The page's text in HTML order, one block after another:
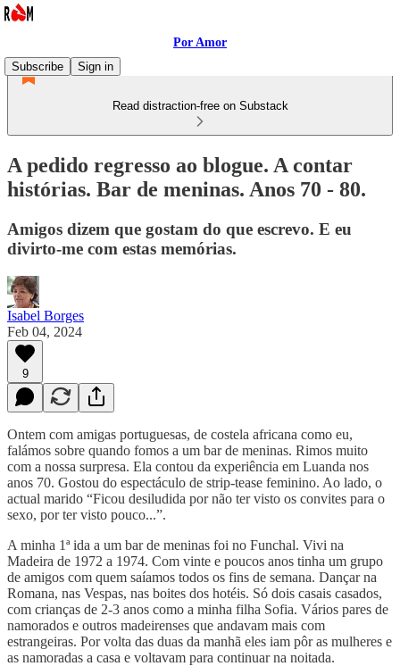
Por Amor
Subscribe
Sign in
Read distraction-free on Substack
A pedido regresso ao blogue. A contar
histórias. Bar de meninas. Anos 70 - 80.
Amigos dizem que gostam do que escrevo. E eu
divirto-me com estas memórias.
Isabel Borges
Feb 04, 2024
9
Ontem com amigas portuguesas, de costela africana como eu,
falámos sobre quando fomos a um bar de meninas. Rimos muito
com a nossa surpresa. Ela contou da experiência em Luanda nos
anos 70. Gostou do espectáculo de strip-tease feminino. Ao lado, o
actual marido “Ficou desiludida por não ter visto os convites para o
sexo, por ter visto pouco...”.
A minha 1ª ida a um bar de meninas foi no Funchal. Vivi na
Madeira de 1972 a 1974. Com vinte e poucos anos tinha um grupo
de amigos com quem saíamos todos os fins de semana. Dançar na
Romana, nas Vespas, nas boites dos hotéis. Só dois casais casados,
com crianças de 2-3 anos como a minha filha Sofia. Vários pares de
namorados e outros madeirenses que andavam mais com
estrangeiras. Por volta das duas da manhã eles iam pôr as mulheres e
as namoradas a casa e voltavam para continuar na noitada.